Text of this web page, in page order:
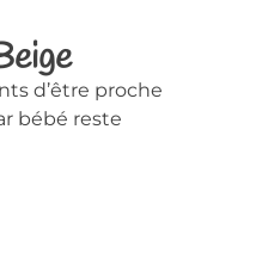
d’être proche
bébé reste